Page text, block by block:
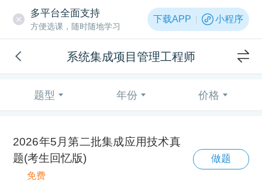
多平台全面支持
方便选课，随时随地学习
下载APP 小程序
系统集成项目管理工程师
题型 年份 价格
2026年5月第二批集成应用技术真
题(考生回忆版)
免费
做题